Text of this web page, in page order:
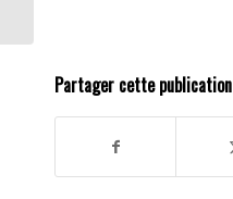
Partager cette publication